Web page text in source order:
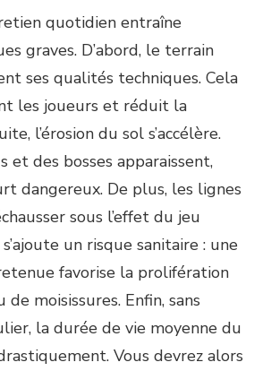
quotidien entraîne
graves. D’abord, le terrain
ses qualités techniques. Cela
les joueurs et réduit la
l’érosion du sol s’accélère.
et des bosses apparaissent,
dangereux. De plus, les lignes
sous l’effet du jeu
un risque sanitaire : une
favorise la prolifération
de moisissures. Enfin, sans
la durée de vie moyenne du
Vous devrez alors